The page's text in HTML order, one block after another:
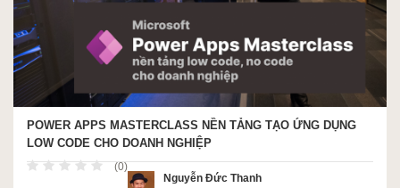
POWER APPS MASTERCLASS NỀN TẢNG TẠO ỨNG DỤNG
LOW CODE CHO DOANH NGHIỆP
(0)
Nguyễn Đức Thanh